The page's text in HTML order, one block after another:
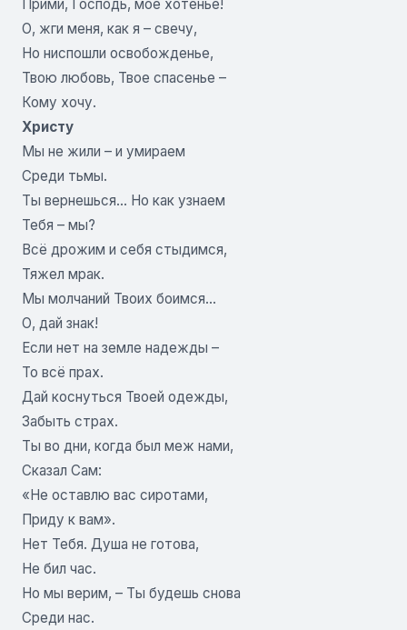
Прими, Господь, мое хотенье!
О, жги меня, как я – свечу,
Но ниспошли освобожденье,
Твою любовь, Твое спасенье –
Кому хочу.
Христу
Мы не жили – и умираем
Среди тьмы.
Ты вернешься… Но как узнаем
Тебя – мы?
Всё дрожим и себя стыдимся,
Тяжел мрак.
Мы молчаний Твоих боимся…
О, дай знак!
Если нет на земле надежды –
То всё прах.
Дай коснуться Твоей одежды,
Забыть страх.
Ты во дни, когда был меж нами,
Сказал Сам:
«Не оставлю вас сиротами,
Приду к вам».
Нет Тебя. Душа не готова,
Не бил час.
Но мы верим, – Ты будешь снова
Среди нас.